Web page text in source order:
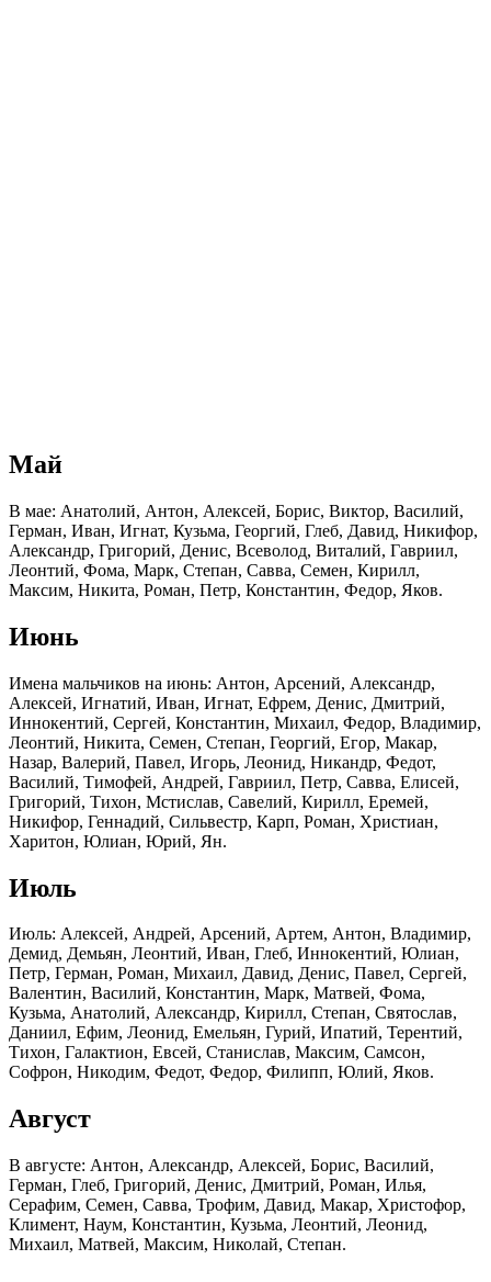
Май
В мае: Анатолий, Антон, Алексей, Борис, Виктор, Василий,
Герман, Иван, Игнат, Кузьма, Георгий, Глеб, Давид, Никифор,
Александр, Григорий, Денис, Всеволод, Виталий, Гавриил,
Леонтий, Фома, Марк, Степан, Савва, Семен, Кирилл,
Максим, Никита, Роман, Петр, Константин, Федор, Яков.
Июнь
Имена мальчиков на июнь: Антон, Арсений, Александр,
Алексей, Игнатий, Иван, Игнат, Ефрем, Денис, Дмитрий,
Иннокентий, Сергей, Константин, Михаил, Федор, Владимир,
Леонтий, Никита, Семен, Степан, Георгий, Егор, Макар,
Назар, Валерий, Павел, Игорь, Леонид, Никандр, Федот,
Василий, Тимофей, Андрей, Гавриил, Петр, Савва, Елисей,
Григорий, Тихон, Мстислав, Савелий, Кирилл, Еремей,
Никифор, Геннадий, Сильвестр, Карп, Роман, Христиан,
Харитон, Юлиан, Юрий, Ян.
Июль
Июль: Алексей, Андрей, Арсений, Артем, Антон, Владимир,
Демид, Демьян, Леонтий, Иван, Глеб, Иннокентий, Юлиан,
Петр, Герман, Роман, Михаил, Давид, Денис, Павел, Сергей,
Валентин, Василий, Константин, Марк, Матвей, Фома,
Кузьма, Анатолий, Александр, Кирилл, Степан, Святослав,
Даниил, Ефим, Леонид, Емельян, Гурий, Ипатий, Терентий,
Тихон, Галактион, Евсей, Станислав, Максим, Самсон,
Софрон, Никодим, Федот, Федор, Филипп, Юлий, Яков.
Август
В августе: Антон, Александр, Алексей, Борис, Василий,
Герман, Глеб, Григорий, Денис, Дмитрий, Роман, Илья,
Серафим, Семен, Савва, Трофим, Давид, Макар, Христофор,
Климент, Наум, Константин, Кузьма, Леонтий, Леонид,
Михаил, Матвей, Максим, Николай, Степан.